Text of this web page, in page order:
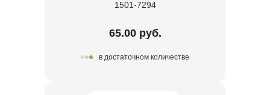
1501-7294
65.00 руб.
в достаточном количестве